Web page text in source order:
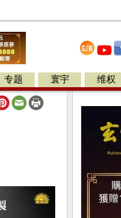
专题 寰宇 维权